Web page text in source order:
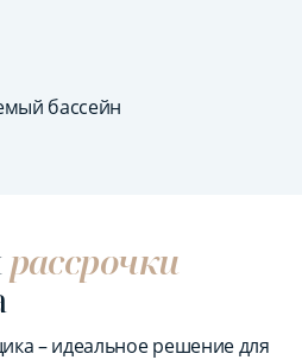
бассейн
рассрочки
– идеальное решение для